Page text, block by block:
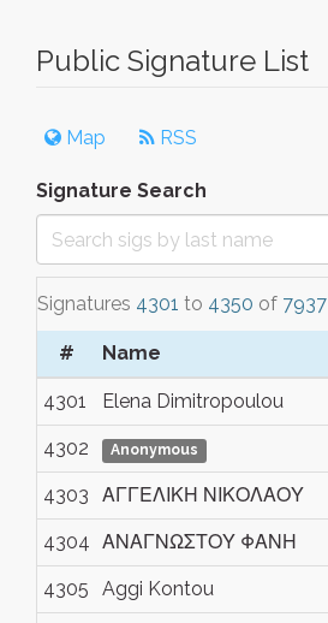
Public Signature List
Map RSS
Signature Search
Signatures 4301 to 4350 of 7937
# Name
4301 Elena Dimitropoulou
4302 Anonymous
4303 ΑΓΓΕΛΙΚΗ ΝΙΚΟΛΑΟΥ
4304 ΑΝΑΓΝΩΣΤΟΥ ΦΑΝΗ
4305 Aggi Kontou